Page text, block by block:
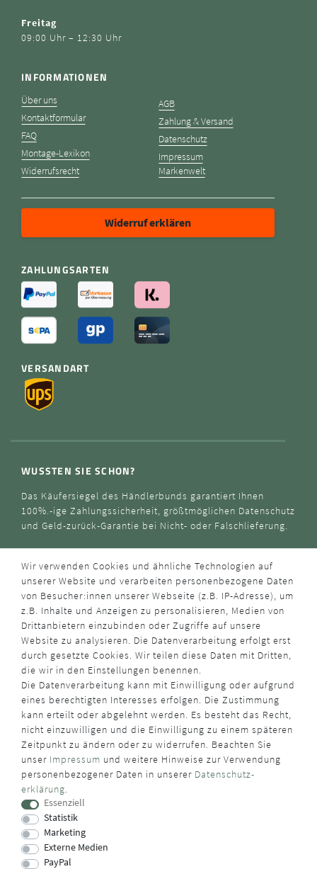
Freitag
09:00 Uhr – 12:30 Uhr
INFORMATIONEN
Über uns
Kontaktformular
FAQ
Montage-Lexikon
Widerrufsrecht
AGB
Zahlung & Versand
Datenschutz
Impressum
Markenwelt
Widerruf erklären
ZAHLUNGSARTEN
VERSANDART
WUSSTEN SIE SCHON?
Das Käufersiegel des Händlerbunds garantiert Ihnen
100%.-ige Zahlungssicherheit, größtmöglichen Datenschutz
und Geld-zurück-Garantie bei Nicht- oder Falschlieferung.
Wir verwenden Cookies und ähnliche Technologien auf
unserer Website und verarbeiten personenbezogene Daten
von Besucher:innen unserer Webseite (z.B. IP-Adresse), um
z.B. Inhalte und Anzeigen zu personalisieren, Medien von
Drittanbietern einzubinden oder Zugriffe auf unsere
Website zu analysieren. Die Datenverarbeitung erfolgt erst
durch gesetzte Cookies. Wir teilen diese Daten mit Dritten,
die wir in den Einstellungen benennen.
Die Datenverarbeitung kann mit Einwilligung oder aufgrund
eines berechtigten Interesses erfolgen. Die Zustimmung
kann erteilt oder abgelehnt werden. Es besteht das Recht,
nicht einzuwilligen und die Einwilligung zu einem späteren
Zeitpunkt zu ändern oder zu widerrufen. Beachten Sie
unser Impressum und weitere Hinweise zur Verwendung
personenbezogener Daten in unserer Daten­schutz­
erklärung.
Essenziell
Statistik
Marketing
Externe Medien
PayPal